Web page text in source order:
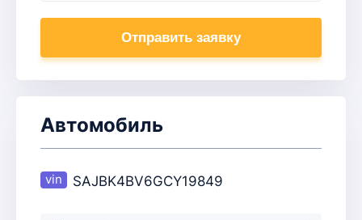
Отправить заявку
Автомобиль
SAJBK4BV6GCY19849